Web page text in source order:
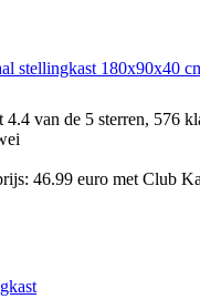
stellingkast 180x90x40
4.4 van de 5 sterren, 576
46.99 euro met Club